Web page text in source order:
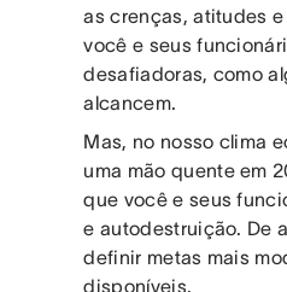
as crenças, atitudes
você e seus
desafiadoras, como
alcancem.
Mas, no nosso clima
uma mão quente em
que você e seus
e autodestruição. De
definir metas mais
disponíveis.